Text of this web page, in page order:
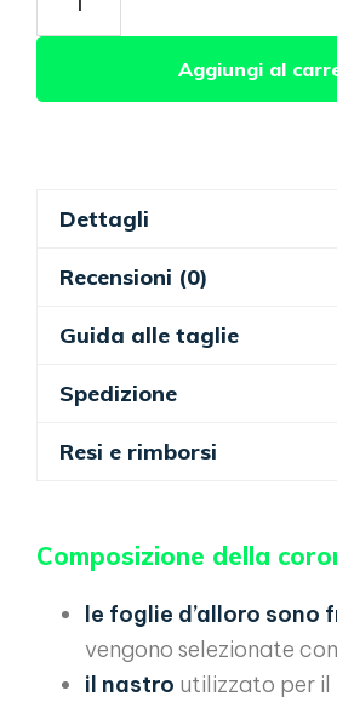
con
Aggiungi al
Dettagli
Recensioni (0)
Guida alle taglie
Spedizione
Resi e rimborsi
Composizione della
le foglie d’alloro sono
vengono selezionate
il nastro utilizzato per il